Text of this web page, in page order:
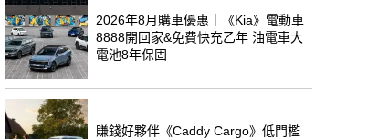
2026年8月購車優惠｜《Kia》電動車
8888開回家&免費快充乙年 油電車大
電池8年保固
賺錢好夥伴《Caddy Cargo》低門檻